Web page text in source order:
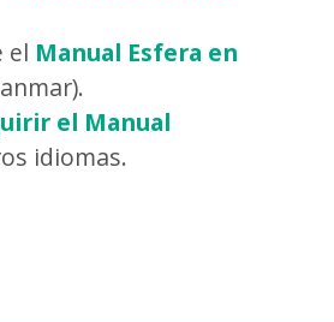
el Manual Esfera en
el Manual
idiomas.